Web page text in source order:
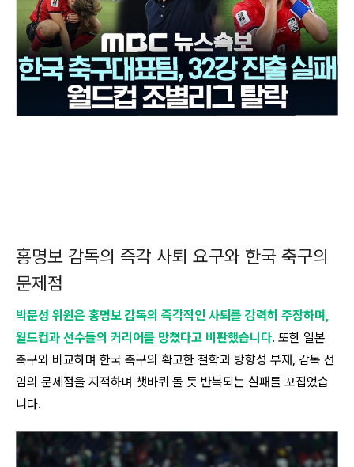
홍명보 감독의 즉각 사퇴 요구와 한국 축구의
문제점
박문성 위원은 홍명보 감독의 즉각적인 사퇴를 강력히 주장하며,
월드컵과 선수들의 커리어를 망쳤다고 비판했습니다. 또한 일본
축구와 비교하며 한국 축구의 확고한 철학과 방향성 부재, 감독 선
임의 문제점을 지적하며 챗바퀴 돌 듯 반복되는 실패를 꼬집었습
니다.